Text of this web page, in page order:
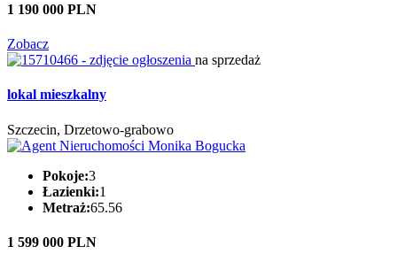
1 190 000 PLN
Zobacz
na sprzedaż
lokal mieszkalny
Szczecin, Drzetowo-grabowo
Pokoje:3
Łazienki:1
Metraż:65.56
1 599 000 PLN